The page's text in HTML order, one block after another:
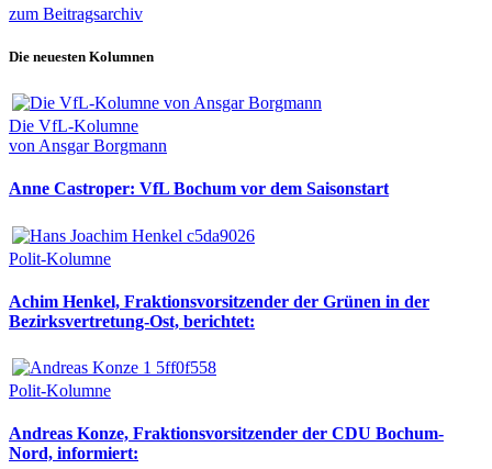
zum Beitragsarchiv
Die neuesten Kolumnen
Die VfL-Kolumne
von Ansgar Borgmann
Anne Castroper: VfL Bochum vor dem Saisonstart
Polit-Kolumne
Achim Henkel, Fraktionsvorsitzender der Grünen in der
Bezirksvertretung-Ost, berichtet:
Polit-Kolumne
Andreas Konze, Fraktionsvorsitzender der CDU Bochum-
Nord, informiert: